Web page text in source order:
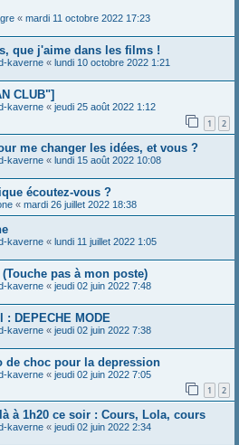
« mardi 11 octobre 2022 17:23
que j'aime dans les films !
kaverne « lundi 10 octobre 2022 1:21
CLUB"]
kaverne « jeudi 25 août 2022 1:12
1 2
me changer les idées, et vous ?
kaverne « lundi 15 août 2022 10:08
écoutez-vous ?
« mardi 26 juillet 2022 18:38
kaverne « lundi 11 juillet 2022 1:05
pas à mon poste)
kaverne « jeudi 02 juin 2022 7:48
DEPECHE MODE
kaverne « jeudi 02 juin 2022 7:38
de choc pour la depression
kaverne « jeudi 02 juin 2022 7:05
1 2
à 1h20 ce soir : Cours, Lola, cours
kaverne « jeudi 02 juin 2022 2:34